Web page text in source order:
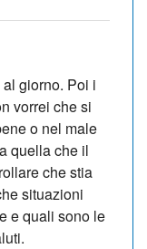
giorno. Poi i
vorrei che si
o nel male
quella che il
che stia
situazioni
e quali sono le